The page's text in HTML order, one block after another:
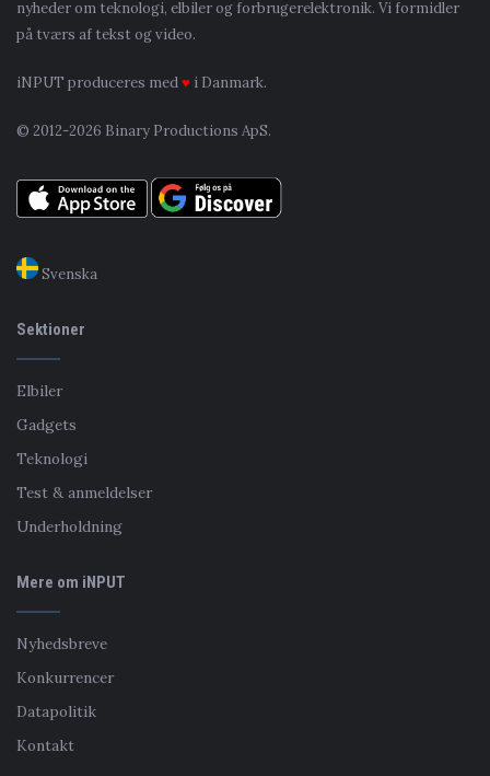
nyheder om teknologi, elbiler og forbrugerelektronik. Vi formidler
på tværs af tekst og video.
iNPUT produceres med♥ i Danmark.
© 2012-2026 Binary Productions ApS.
Svenska
Sektioner
Elbiler
Gadgets
Teknologi
Test & anmeldelser
Underholdning
Mere om iNPUT
Nyhedsbreve
Konkurrencer
Datapolitik
Kontakt